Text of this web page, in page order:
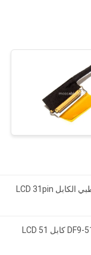
DF9 سلسلة DF9 31P الصناعية الدرجة الكابل الطبي الكابل LCD 31pin
DF9 51 دبوس كابل طبي صناعي DF9 سلسلة DF9-51P كابل LCD 51